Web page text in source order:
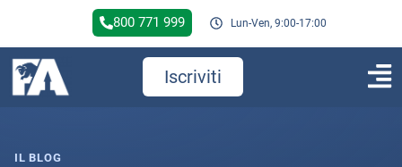
800 771 999 Lun-Ven, 9:00-17:00
Iscriviti
IL BLOG